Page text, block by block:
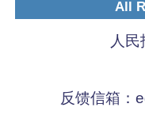
All
人
反馈信箱：